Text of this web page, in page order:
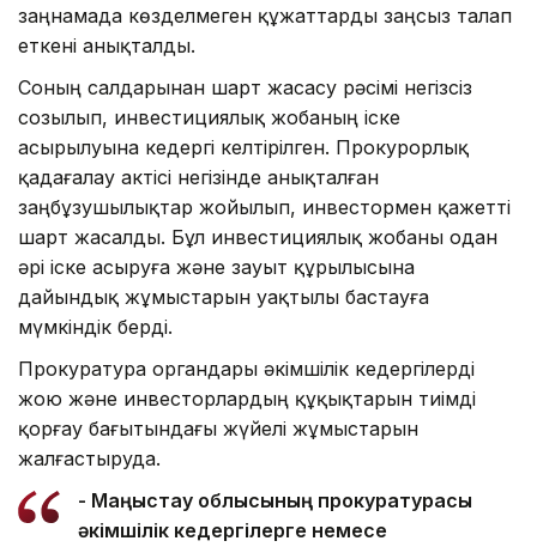
заңнамада көзделмеген құжаттарды заңсыз талап
еткені анықталды.
Соның салдарынан шарт жасасу рәсімі негізсіз
созылып, инвестициялық жобаның іске
асырылуына кедергі келтірілген. Прокурорлық
қадағалау актісі негізінде анықталған
заңбұзушылықтар жойылып, инвестормен қажетті
шарт жасалды. Бұл инвестициялық жобаны одан
әрі іске асыруға және зауыт құрылысына
дайындық жұмыстарын уақтылы бастауға
мүмкіндік берді.
Прокуратура органдары әкімшілік кедергілерді
жою және инвесторлардың құқықтарын тиімді
қорғау бағытындағы жүйелі жұмыстарын
жалғастыруда.
- Маңғыстау облысының прокуратурасы
әкімшілік кедергілерге немесе